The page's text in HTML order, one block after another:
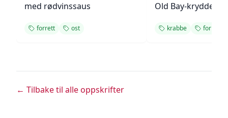
med rødvinssaus
forrett ost
Old Bay-krydder
krabbe forrett
← Tilbake til alle oppskrifter